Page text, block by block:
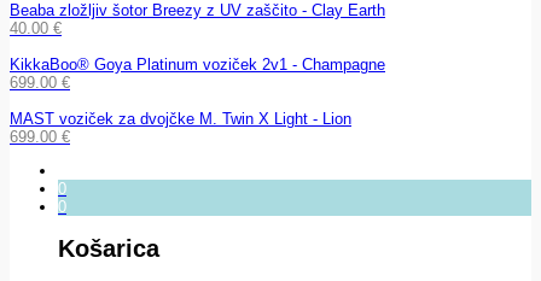
Beaba zložljiv šotor Breezy z UV zaščito - Clay Earth
40.00 €
KikkaBoo® Goya Platinum voziček 2v1 - Champagne
699.00 €
MAST voziček za dvojčke M. Twin X Light - Lion
699.00 €
0
0
Košarica